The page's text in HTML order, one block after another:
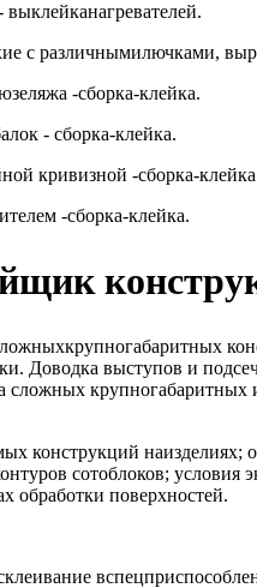
с различнымилючками,
-сборка-клейка.
- сборка-клейка.
кривизной -сборка-
-сборка-клейка.
Доводка выступов и
сложных
конструкций
сотоблоков;
обработки поверхностей.